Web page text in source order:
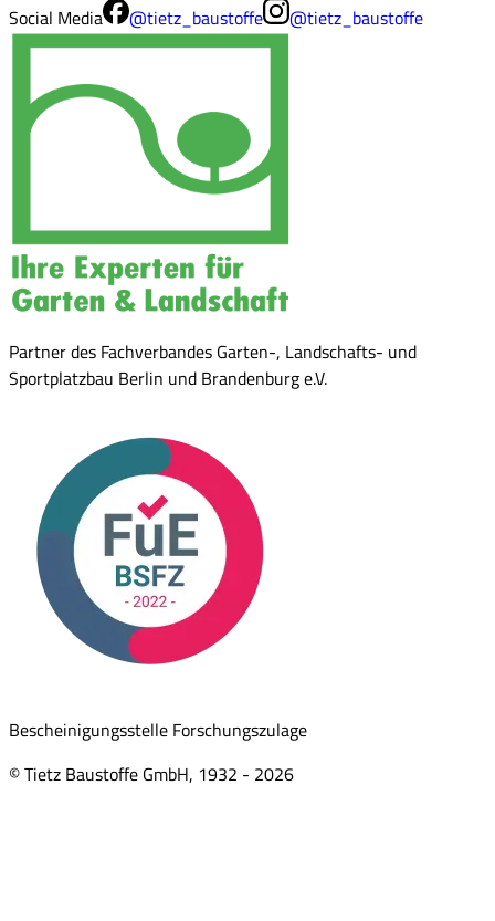
Social Media
@tietz_baustoffe @tietz_baustoffe
Partner des Fachverbandes Garten-, Landschafts- und
Sportplatzbau Berlin und Brandenburg e.V.
Bescheinigungsstelle Forschungszulage
© Tietz Baustoffe GmbH, 1932 - 2026